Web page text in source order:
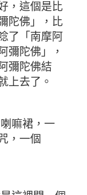
，這個是比
陀佛」，比
了「南摩阿
彌陀佛」，
彌陀佛結
上去了。
嘛裙，一
，一個